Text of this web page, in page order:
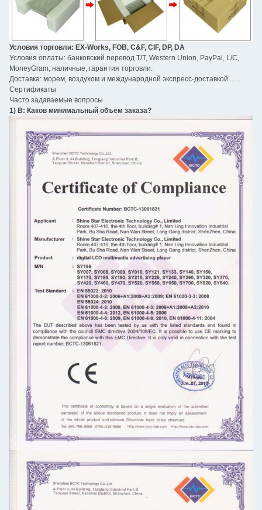
Условия торговли: EX-Works, FOB, C&F, CIF, DP, DA
Условия оплаты: банковский перевод T/T, Western Union, PayPal, L/C,
MoneyGram, наличные, гарантия торговли.
Доставка: морем, воздухом и международной экспресс-доставкой ......
Сертификаты
Часто задаваемые вопросы
1) В: Каков минимальный объем заказа?